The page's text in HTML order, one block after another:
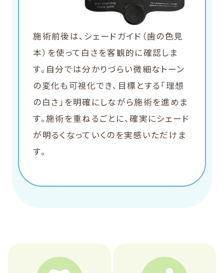
施術前後は、シェードガイド（歯の色見
本）を使って白さを客観的に確認しま
す。自分では分かりづらい微細なトーン
の変化も可視化でき、目標とする「理想
の白さ」を明確にしながら施術を進めま
す。施術を重ねるごとに、確実にシェード
が明るくなっていくのを実感いただけま
す。